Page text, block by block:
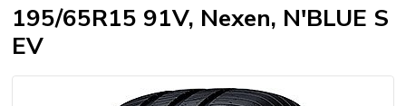
195/65R15 91V, Nexen, N'BLUE S
EV